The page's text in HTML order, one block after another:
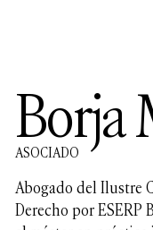
Borja
ASOCIADO
Abogado del Ilustre
Derecho por ESERP